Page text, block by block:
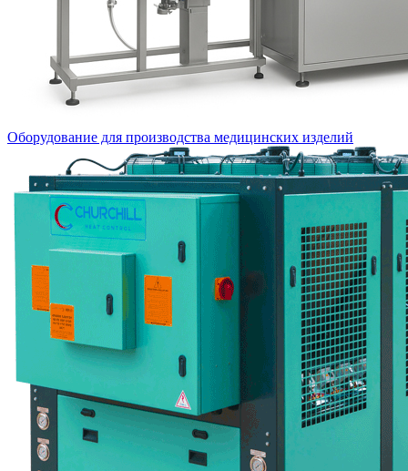
Оборудование для производства медицинских изделий